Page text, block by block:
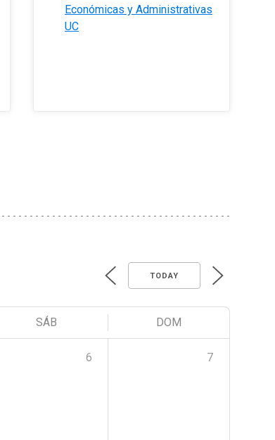
Económicas y Administrativas
UC
TODAY
SÁB DOM
6 7